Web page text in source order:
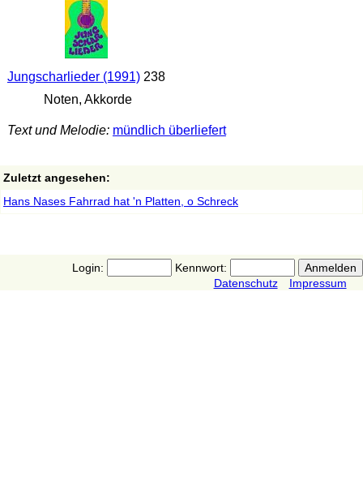
Jungscharlieder (1991)238
Noten, Akkorde
Text und Melodie: mündlich überliefert
Zuletzt angesehen:
Hans Nases Fahrrad hat 'n Platten, o Schreck
Login:
Kennwort:
Datenschutz
Impressum